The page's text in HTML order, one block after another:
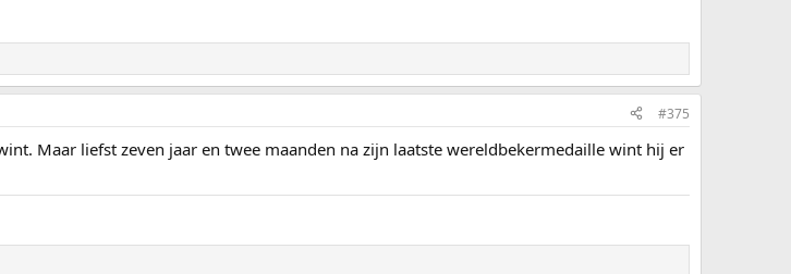
#375
Maar liefst zeven jaar en twee maanden na zijn laatste wereldbekermedaille wint hij er